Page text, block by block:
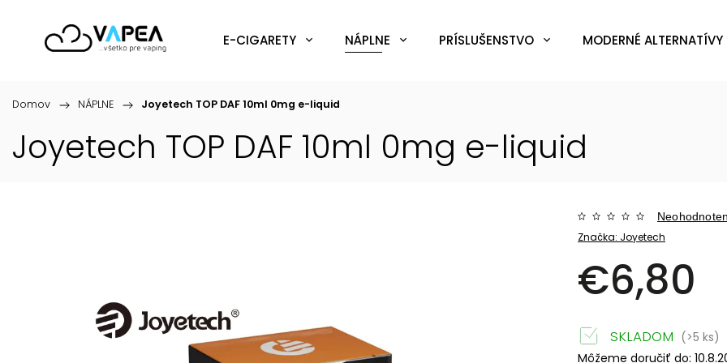
E-CIGARETY NÁPLNE PRÍSLUŠENSTVO MODERNÉ ALTERNATÍVY
Domov / NÁPLNE / Joyetech TOP DAF 10ml 0mg e-liquid
Joyetech TOP DAF 10ml 0mg e-liquid
Značka: Joyetech
€6,80
SKLADOM (>5 ks)
Môžeme doručiť do: